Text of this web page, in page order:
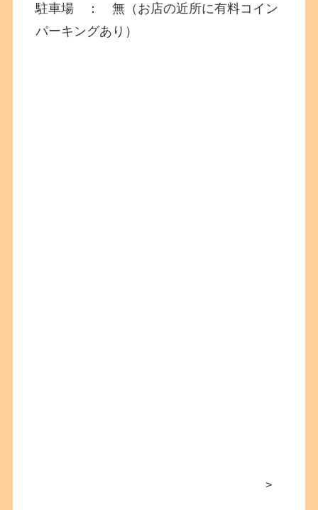
駐車場 ： 無（お店の近所に有料コイン
パーキングあり）
>